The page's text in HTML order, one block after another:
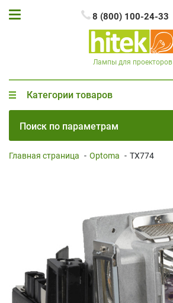
8 (800) 100-24-33
Лампы для проекторов
Категории товаров
Поиск по параметрам
Главная страница - Optoma - TX774